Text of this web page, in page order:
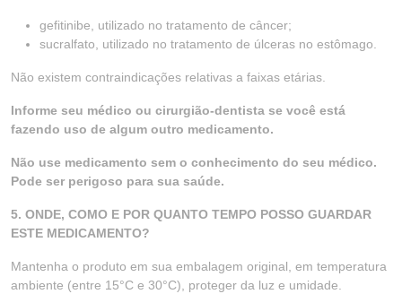
gefitinibe, utilizado no tratamento de câncer;
sucralfato, utilizado no tratamento de úlceras no estômago.
Não existem contraindicações relativas a faixas etárias.
Informe seu médico ou cirurgião-dentista se você está
fazendo uso de algum outro medicamento.
Não use medicamento sem o conhecimento do seu médico.
Pode ser perigoso para sua saúde.
5. ONDE, COMO E POR QUANTO TEMPO POSSO GUARDAR
ESTE MEDICAMENTO?
Mantenha o produto em sua embalagem original, em temperatura
ambiente (entre 15°C e 30°C), proteger da luz e umidade.